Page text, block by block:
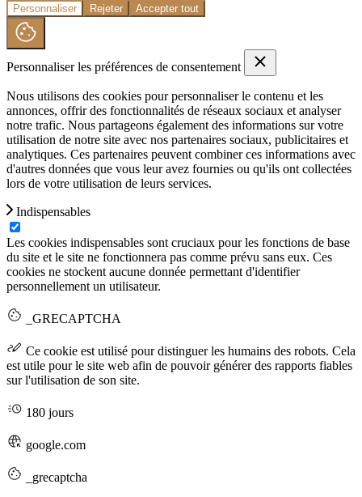
Personnaliser Rejeter Accepter tout
Personnaliser les préférences de consentement
Nous utilisons des cookies pour personnaliser le contenu et les
annonces, offrir des fonctionnalités de réseaux sociaux et analyser
notre trafic. Nous partageons également des informations sur votre
utilisation de notre site avec nos partenaires sociaux, publicitaires et
analytiques. Ces partenaires peuvent combiner ces informations avec
d'autres données que vous leur avez fournies ou qu'ils ont collectées
lors de votre utilisation de leurs services.
Indispensables
Les cookies indispensables sont cruciaux pour les fonctions de base
du site et le site ne fonctionnera pas comme prévu sans eux. Ces
cookies ne stockent aucune donnée permettant d'identifier
personnellement un utilisateur.
_GRECAPTCHA
Ce cookie est utilisé pour distinguer les humains des robots. Cela
est utile pour le site web afin de pouvoir générer des rapports fiables
sur l'utilisation de son site.
180 jours
google.com
_grecaptcha